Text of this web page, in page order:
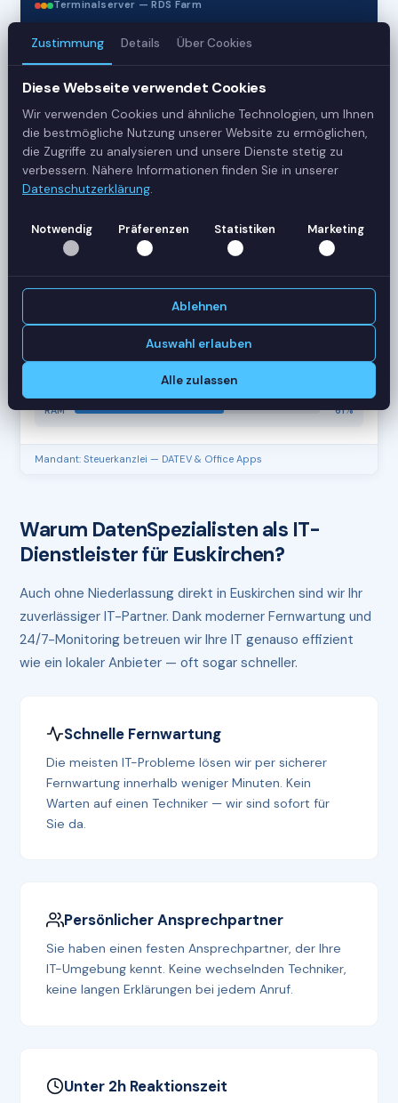
Terminalserver — RDS Farm
Server
42
Status
CPU
62%
CPU
45%
RAM
61%
Mandant: Steuerkanzlei — DATEV & Office Apps
Warum DatenSpezialisten als IT-
Dienstleister für Euskirchen?
Auch ohne Niederlassung direkt in Euskirchen sind wir Ihr
zuverlässiger IT-Partner. Dank moderner Fernwartung und
24/7-Monitoring betreuen wir Ihre IT genauso effizient
wie ein lokaler Anbieter — oft sogar schneller.
Schnelle Fernwartung
Die meisten IT-Probleme lösen wir per sicherer
Fernwartung innerhalb weniger Minuten. Kein
Warten auf einen Techniker — wir sind sofort für
Sie da.
Persönlicher Ansprechpartner
Sie haben einen festen Ansprechpartner, der Ihre
IT-Umgebung kennt. Keine wechselnden Techniker,
keine langen Erklärungen bei jedem Anruf.
Unter 2h Reaktionszeit
Zustimmung Details Über Cookies
Diese Webseite verwendet Cookies
Wir verwenden Cookies und ähnliche Technologien, um Ihnen
die bestmögliche Nutzung unserer Website zu ermöglichen,
die Zugriffe zu analysieren und unsere Dienste stetig zu
verbessern. Nähere Informationen finden Sie in unserer
Datenschutzerklärung.
Notwendig Präferenzen Statistiken Marketing
Ablehnen
Auswahl erlauben
Alle zulassen